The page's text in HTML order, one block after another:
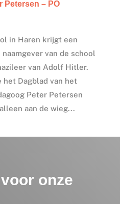
Petersen – PO
in Haren krijgt een
van de school
van Adolf Hitler.
het Dagblad van het
Peter Petersen
aan de wieg...
onze